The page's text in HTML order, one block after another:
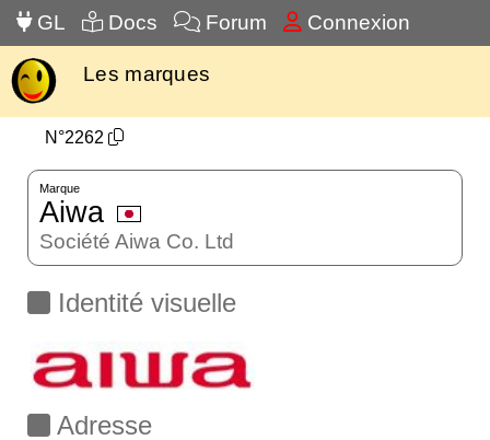
GL Docs Forum Connexion
Les marques
N°2262
Marque
Aiwa
Société Aiwa Co. Ltd
Identité visuelle
Adresse